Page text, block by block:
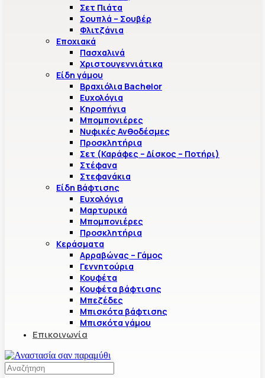
Σετ Πιάτα
Σουπλά – Σουβέρ
Φλιτζάνια
Εποχιακά
Πασχαλινά
Χριστουγεννιάτικα
Είδη γάμου
Βραχιόλια Bachelor
Ευχολόγια
Κηροπήγια
Μπομπονιέρες
Νυφικές Ανθοδέσμες
Προσκλητήρια
Σετ (Καράφες – Δίσκος – Ποτήρι)
Στέφανα
Στεφανάκια
Είδη Βάφτισης
Ευχολόγια
Μαρτυρικά
Μπομπονιέρες
Προσκλητήρια
Κεράσματα
Αρραβώνας – Γάμος
Γεννητούρια
Κουφέτα
Κουφέτα βάφτισης
Μπεζέδες
Μπισκότα βάφτισης
Μπισκότα γάμου
Επικοινωνία